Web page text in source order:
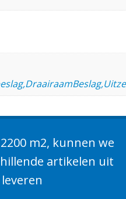
m2, kunnen we
artikelen uit